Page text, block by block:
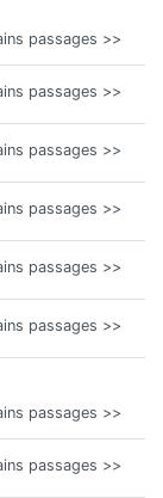
passages >>
passages >>
passages >>
passages >>
passages >>
passages >>
passages >>
passages >>